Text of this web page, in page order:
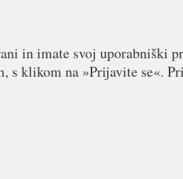
in imate svoj uporabniški
s klikom na »Prijavite se«.